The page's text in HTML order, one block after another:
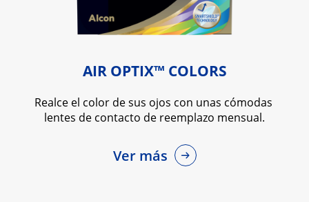
AIR OPTIX™ COLORS
Realce el color de sus ojos con unas cómodas
lentes de contacto de reemplazo mensual.
Ver más